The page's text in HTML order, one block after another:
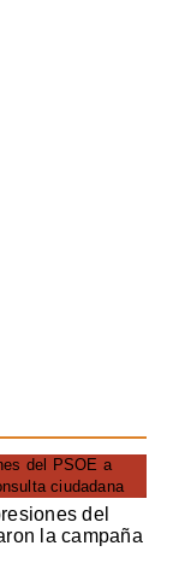
del
la campaña